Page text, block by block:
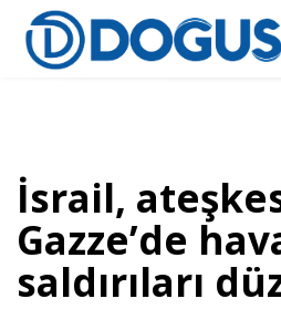
İsrail,
Gazze’de
saldırıları